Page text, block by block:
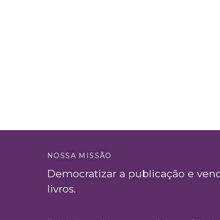
NOSSA MISSÃO
Democratizar a publicação e
livros.